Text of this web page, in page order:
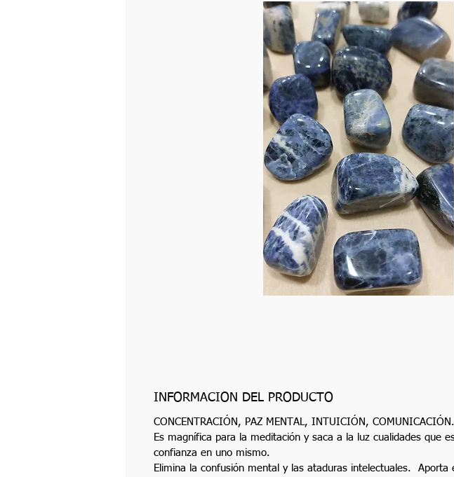
INFORMACIÓN DEL PRODUCTO
CONCENTRACIÓN, PAZ MENTAL, INTUICIÓN, COMUNICACIÓN.
Es magnífica para la meditación y saca a la luz cualidades que
confianza en uno mismo.
Elimina la confusión mental y las ataduras intelectuales.